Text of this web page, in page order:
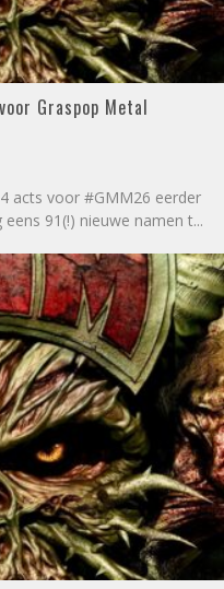
Graspop Metal
acts voor #GMM26 eerder
91(!) nieuwe namen t...